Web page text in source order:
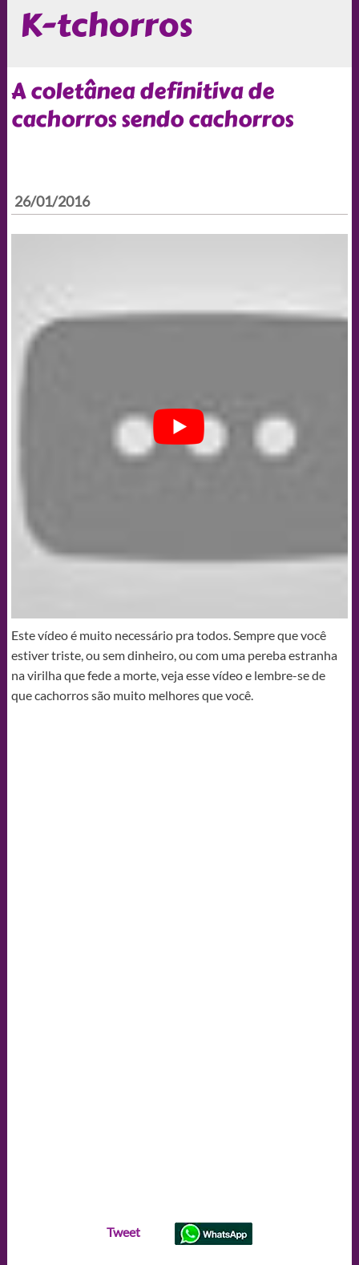
K-tchorros
A coletânea definitiva de
cachorros sendo cachorros
26/01/2016
Este vídeo é muito necessário pra todos. Sempre que você
estiver triste, ou sem dinheiro, ou com uma pereba estranha
na virilha que fede a morte, veja esse vídeo e lembre-se de
que cachorros são muito melhores que você.
Tweet